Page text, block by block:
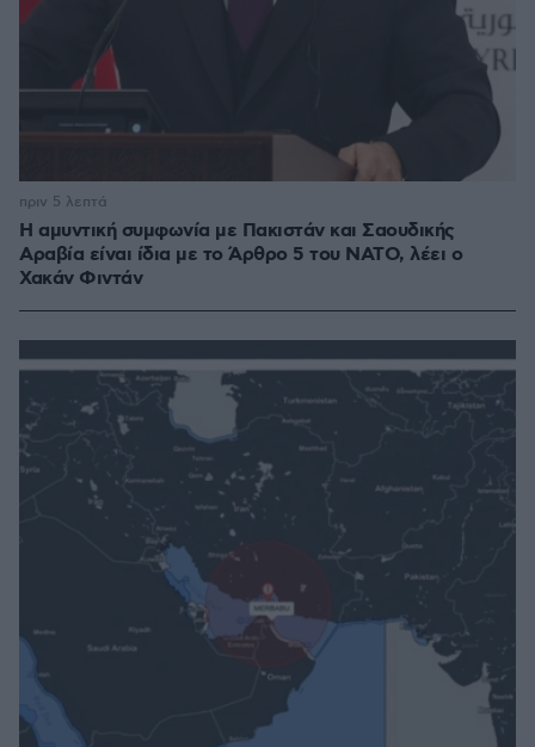
Η αμυντική συμφωνία με Πακιστάν και Σαουδικής
Αραβία είναι ίδια με το Άρθρο 5 του ΝΑΤΟ, λέει ο
Χακάν Φιντάν
πριν 5 λεπτά